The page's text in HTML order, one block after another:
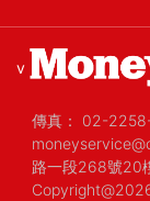
v
傳真： 02-
路一段268號20